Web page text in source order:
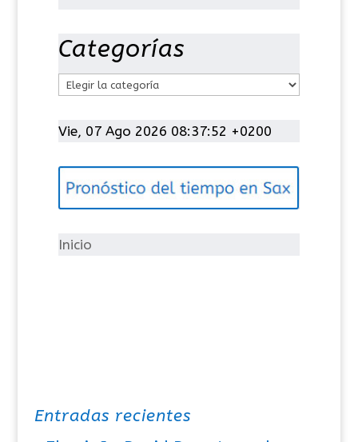
Categorías
t
g
í
Vie, 07 Ago 2026 08:37:52 +0200
Inicio
Entradas recientes